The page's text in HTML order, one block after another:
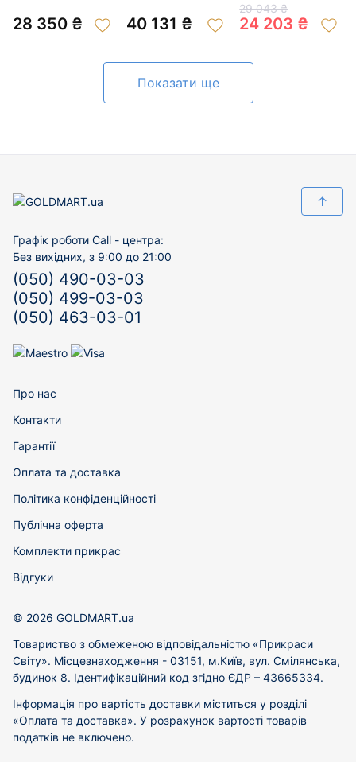
28 350 ₴ 40 131 ₴
29 043 ₴
24 203 ₴
Показати ще
↑
Графік роботи Call - центра:
Без вихідних, з 9:00 до 21:00
(050) 490-03-03
(050) 499-03-03
(050) 463-03-01
Про нас
Контакти
Гарантії
Оплата та доставка
Політика конфіденційності
Публічна оферта
Комплекти прикрас
Відгуки
© 2026 GOLDMART.ua
Товариство з обмеженою відповідальністю «Прикраси
Світу». Місцезнаходження - 03151, м.Київ, вул. Смілянська,
будинок 8. Ідентифікаційний код згідно ЄДР – 43665334.
Інформація про вартість доставки міститься у розділі
«Оплата та доставка». У розрахунок вартості товарів
податків не включено.